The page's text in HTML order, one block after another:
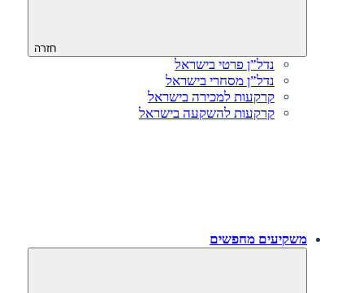
חזרה
נדל”ן פרטי בישראל
נדל”ן מסחרי בישראל
קרקעות למכירה בישראל
קרקעות להשקעה בישראל
משקיעים מחפשים